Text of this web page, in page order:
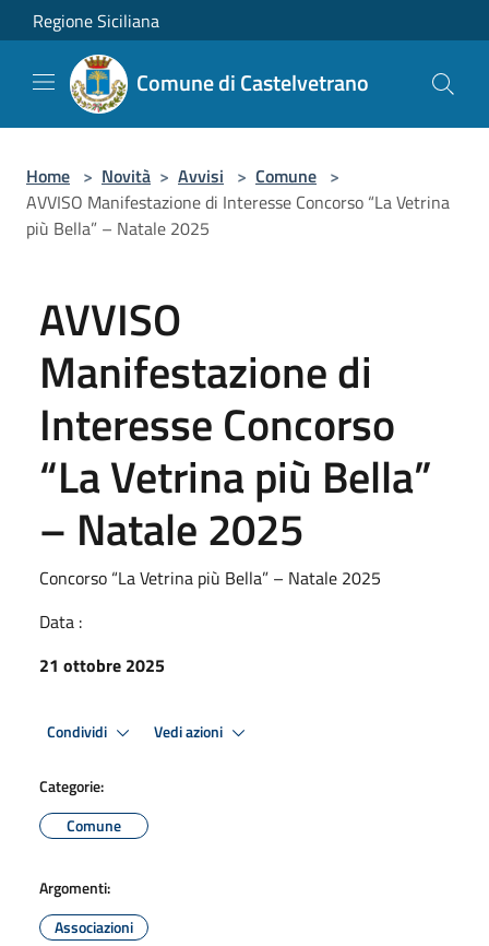
Salta al contenuto principale
Regione Siciliana
Comune di Castelvetrano
Home > Novità > Avvisi > Comune >
AVVISO Manifestazione di Interesse Concorso “La Vetrina
più Bella” – Natale 2025
AVVISO
Manifestazione di
Interesse Concorso
“La Vetrina più Bella”
– Natale 2025
Concorso “La Vetrina più Bella” – Natale 2025
Data :
21 ottobre 2025
Condividi Vedi azioni
Categorie:
Comune
Argomenti:
Associazioni